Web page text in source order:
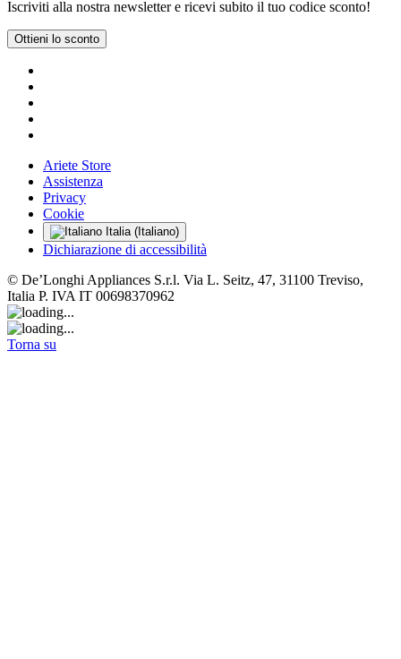
Iscriviti alla nostra newsletter e ricevi subito il tuo codice sconto!
Ottieni lo sconto
Ariete Store
Assistenza
Privacy
Cookie
Italia (Italiano)
Dichiarazione di accessibilità
© De’Longhi Appliances S.r.l. Via L. Seitz, 47, 31100 Treviso,
Italia P. IVA IT 00698370962
Torna su